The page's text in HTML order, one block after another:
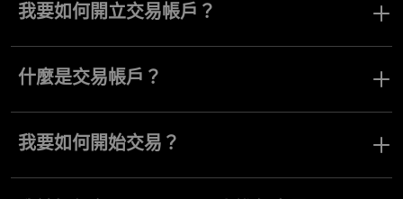
Olymptrade 上，您可以透過在三種不同的交易模式中，對各種資產
我要如何開立交易帳戶？
什麼是交易帳戶？
戶）。你可以將資金存入此帳戶，所有獲得的利潤也會累積在這個
我要如何開始交易？